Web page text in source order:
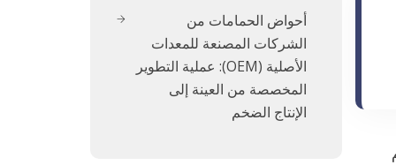
أحواض الحمامات من
الشركات المصنعة للمعدات
الأصلية (OEM): عملية التطوير
المخصصة من العينة إلى
الإنتاج الضخم